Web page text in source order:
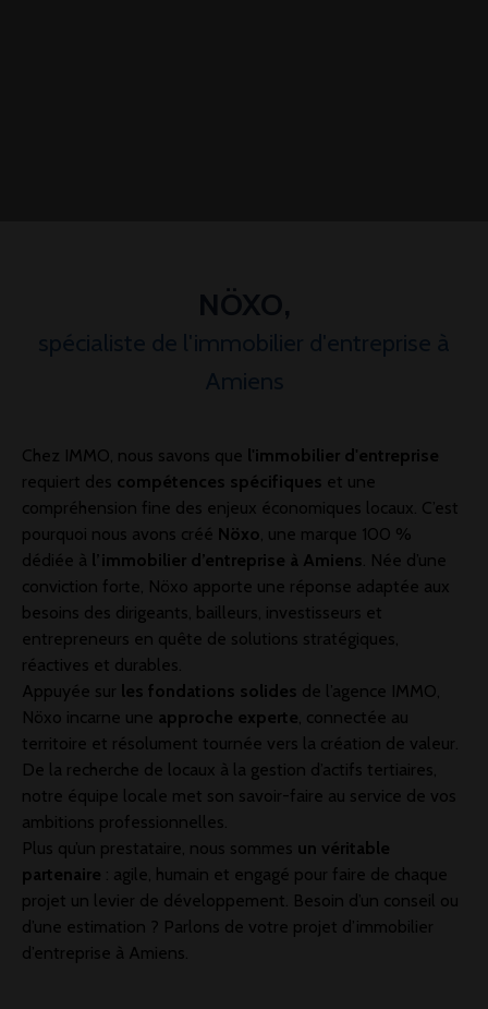
Chez IMMO, nous savons que l'immobilier d'entreprise
requiert des compétences spécifiques et une
compréhension fine des enjeux économiques locaux. C’est
pourquoi nous avons créé Nöxo, une marque 100 %
dédiée à l’immobilier d’entreprise à Amiens. Née d’une
conviction forte, Nöxo apporte une réponse adaptée aux
besoins des dirigeants, bailleurs, investisseurs et
entrepreneurs en quête de solutions stratégiques,
réactives et durables.
Appuyée sur les fondations solides de l’agence IMMO,
Nöxo incarne une approche experte, connectée au
territoire et résolument tournée vers la création de valeur.
De la recherche de locaux à la gestion d’actifs tertiaires,
notre équipe locale met son savoir-faire au service de vos
ambitions professionnelles.
Plus qu’un prestataire, nous sommes un véritable
partenaire : agile, humain et engagé pour faire de chaque
projet un levier de développement. Besoin d’un conseil ou
d’une estimation ? Parlons de votre projet d’immobilier
d’entreprise à Amiens.